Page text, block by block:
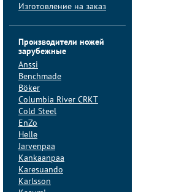
Изготовление на заказ
Производители ножей
зарубежные
Anssi
Benchmade
Böker
Columbia River CRKT
Cold Steel
EnZo
Helle
Jarvenpaa
Kankaanpaa
Karesuando
Karlsson